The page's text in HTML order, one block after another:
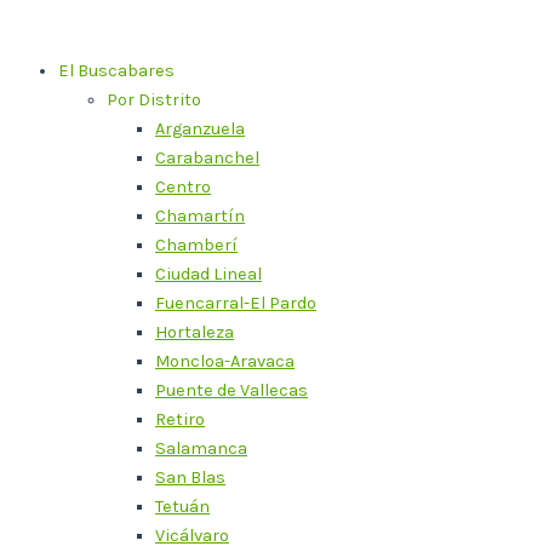
contenidoEl Buscabares
Por Distrito
Arganzuela
Carabanchel
Centro
Chamartín
Chamberí
Ciudad Lineal
Fuencarral-El Pardo
Hortaleza
Moncloa-Aravaca
Puente de Vallecas
Retiro
Salamanca
San Blas
Tetuán
Vicálvaro